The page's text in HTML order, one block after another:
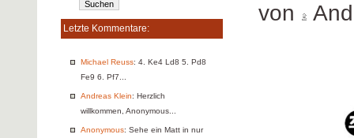
Letzte Kommentare:
Michael Reuss: 4. Ke4 Ld8 5. Pd8
Fe9 6. Pf7...
Andreas Klein: Herzlich
willkommen, Anonymous...
Anonymous: Sehe ein Matt in nur
von